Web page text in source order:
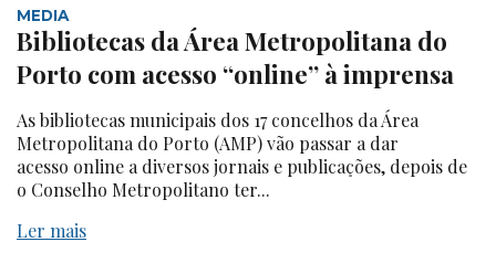
MEDIA
Bibliotecas da Área Metropolitana do
Porto com acesso “online” à imprensa
As bibliotecas municipais dos 17 concelhos da Área
Metropolitana do Porto (AMP) vão passar a dar
acesso online a diversos jornais e publicações, depois de
o Conselho Metropolitano ter...
Ler mais